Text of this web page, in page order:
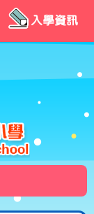
入學資訊